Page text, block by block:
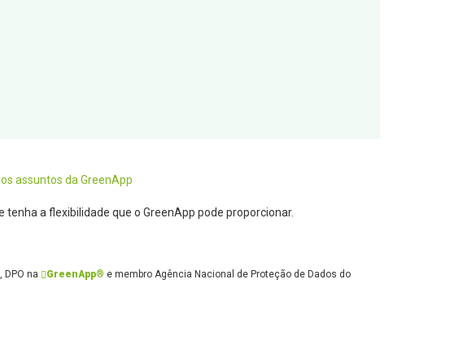
assuntos da GreenApp
a flexibilidade que o GreenApp pode proporcionar.
na
GreenApp® e membro Agência Nacional de Proteção de Dados do